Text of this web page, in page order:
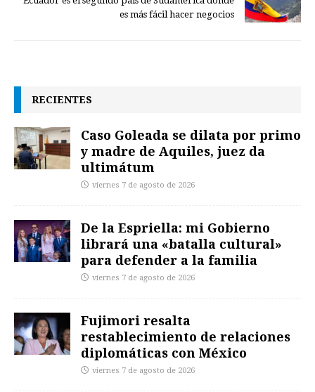
es más fácil hacer negocios
RECIENTES
Caso Goleada se dilata por primo
y madre de Aquiles, juez da
ultimátum
viernes 7 de agosto de 2026
De la Espriella: mi Gobierno
librará una «batalla cultural»
para defender a la familia
viernes 7 de agosto de 2026
Fujimori resalta
restablecimiento de relaciones
diplomáticas con México
viernes 7 de agosto de 2026